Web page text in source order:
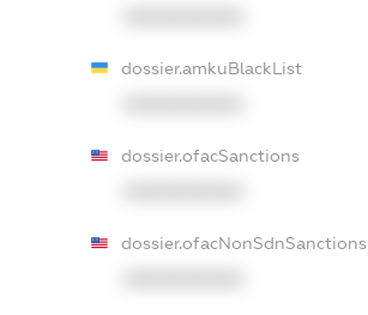
dossier.amkuBlackList
dossier.ofacSanctions
dossier.ofacNonSdnSanctions